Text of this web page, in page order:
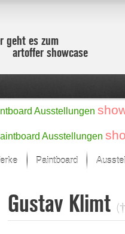
geht es zum
artoffer showcase
Ausstellungen
Ausstellungen
letzte Monat im Fokus
Fokus-Werke
Paintboard
Gustav Klimt